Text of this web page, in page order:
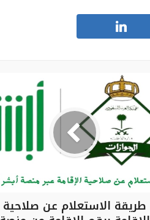
طريقة الاستعلام عن صلاحية